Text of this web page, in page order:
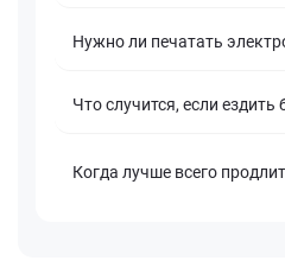
Нужно ли печатать
Что случится, если
Когда лучше всего